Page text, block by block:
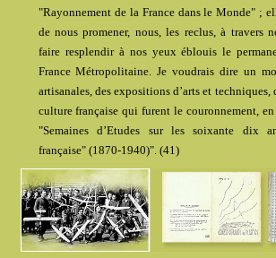
"Rayonnement de la France dans le Monde" ;
de nous promener, nous, les reclus, à travers
faire resplendir à nos yeux éblouis le
France Métropolitaine. Je voudrais dire un
artisanales, des expositions d’arts et techniques,
culture française qui furent le couronnement,
"Semaines d’Etudes sur les soixante dix
française" (1870-1940)". (41)